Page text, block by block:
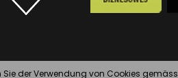
Sie der Verwendung von Cookies gemäss